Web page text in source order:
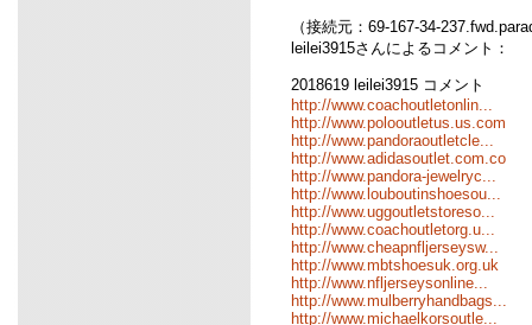
（接続元：69-167-34-
leilei3915さんによるコメント：
2018619 leilei3915 コメント
http://www.coachoutletonlin...
http://www.polooutletus.us.com
http://www.pandoraoutletcle...
http://www.adidasoutlet.com.co
http://www.pandora-jewelryc...
http://www.louboutinshoesou...
http://www.uggoutletstoreso...
http://www.coachoutletorg.u...
http://www.cheapnfljerseysw...
http://www.mbtshoesuk.org.uk
http://www.nfljerseysonline...
http://www.mulberryhandbags...
http://www.michaelkorsoutle...